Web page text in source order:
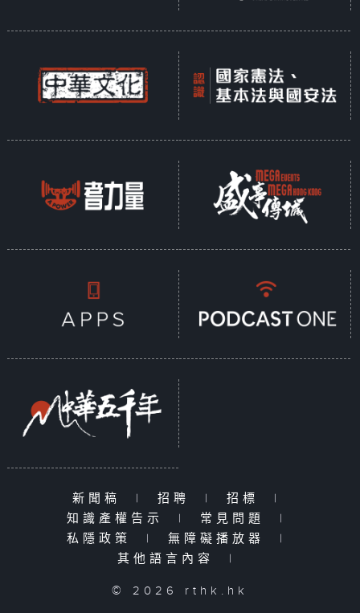
新聞稿 | 招聘 | 招標
|
知識產權告示
| 常見問題
|
私隱政策
| 無障礙播放器
|
其他語言內容
|
© 2026 rthk.hk